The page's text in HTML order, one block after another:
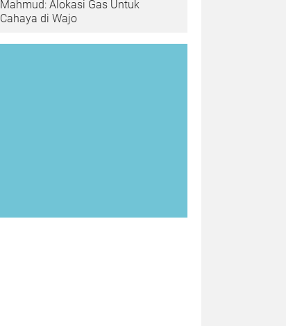
Mahmud: Alokasi Gas Untuk
Cahaya di Wajo